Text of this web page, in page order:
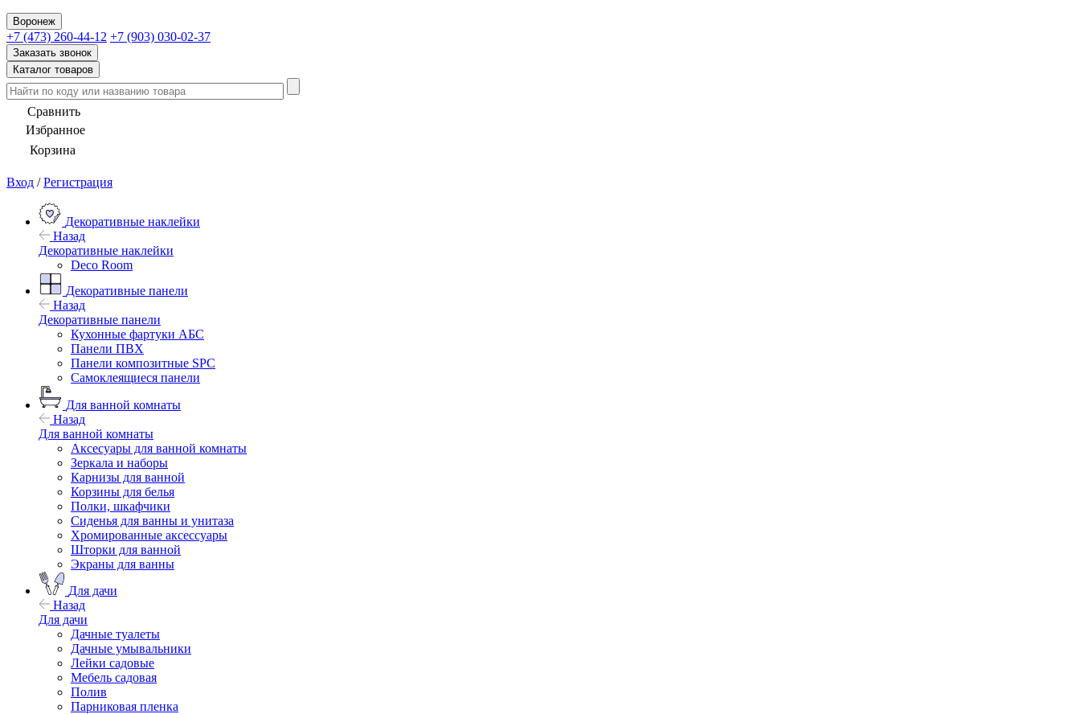
Воронеж
+7 (473) 260-44-12 +7 (903) 030-02-37
Заказать звонок
Каталог товаров
Сравнить
Избранное
Корзина
Вход / Регистрация
Декоративные наклейки
Назад
Декоративные наклейки
Deco Room
Декоративные панели
Назад
Декоративные панели
Кухонные фартуки АБС
Панели ПВХ
Панели композитные SPC
Самоклеящиеся панели
Для ванной комнаты
Назад
Для ванной комнаты
Аксесуары для ванной комнаты
Зеркала и наборы
Карнизы для ванной
Корзины для белья
Полки, шкафчики
Сиденья для ванны и унитаза
Хромированные аксессуары
Шторки для ванной
Экраны для ванны
Для дачи
Назад
Для дачи
Дачные туалеты
Дачные умывальники
Лейки садовые
Мебель садовая
Полив
Парниковая пленка